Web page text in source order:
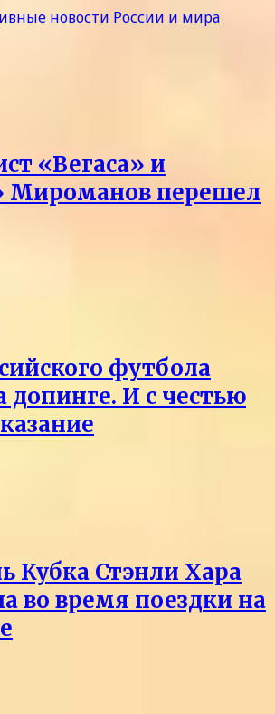
«Вегаса» и
Мироманов перешел
футбола
допинге. И с честью
Кубка Стэнли Хара
во время поездки на